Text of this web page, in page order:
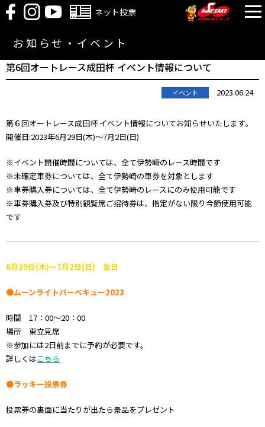
ネット投票
お知らせ・イベント
第6回オートレース成田杯 イベント情報について
イベント 2023.06.24
第６回オートレース成田杯 イベント情報についてお知らせいたします｡
開催日:2023年6月29日(木)～7月2日(日)
※イベント開催時間については、全て伊勢崎のレース時間です
※未確定車券については、全て伊勢崎の車券を対象とします
※車券購入券については、全て伊勢崎のレースにのみ使用可能です
※車券購入券及び特別観覧席ご招待券は、指定がない限り今節使用可能
です
6月29日(木)～7月2日(日) 全日
●ムーンライトバーベキュー2023
時間 17：00～20：00
場所 東立見席
※参加には2日前までに予約が必要です。
詳しくはこちら
●ラッキー投票券
投票券の裏面に当たりが出たら景品をプレゼント